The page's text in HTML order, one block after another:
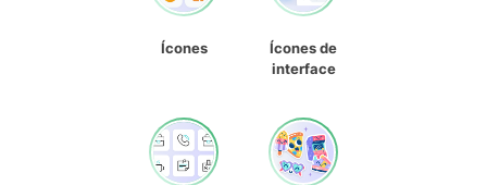
Ícones
Ícones de
interface